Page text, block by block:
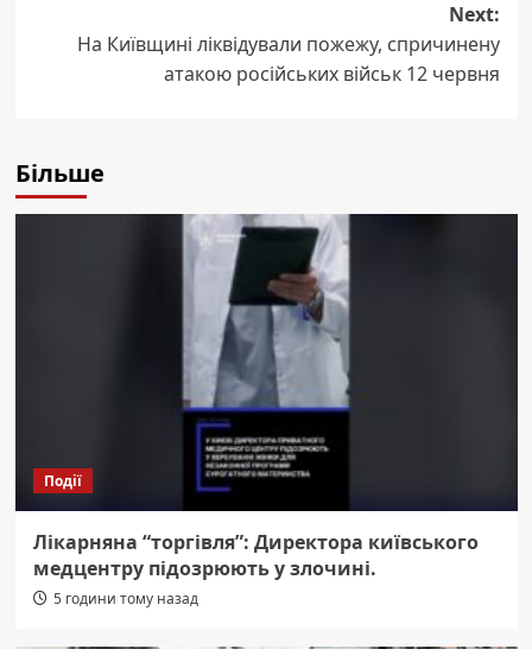
Next:
На Київщині ліквідували пожежу, спричинену
атакою російських військ 12 червня
Більше
Події
Лікарняна “торгівля”: Директора київського
медцентру підозрюють у злочині.
5 години тому назад